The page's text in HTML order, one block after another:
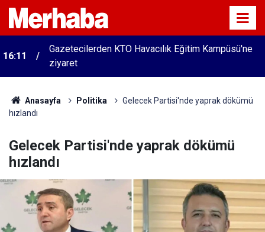
15:45 Başkan Pekyatırmacı’dan esnaf ziyareti
Anasayfa Politika
Gelecek Partisi'nde yaprak dökümü
hızlandı
Gelecek Partisi'nde yaprak dökümü
hızlandı